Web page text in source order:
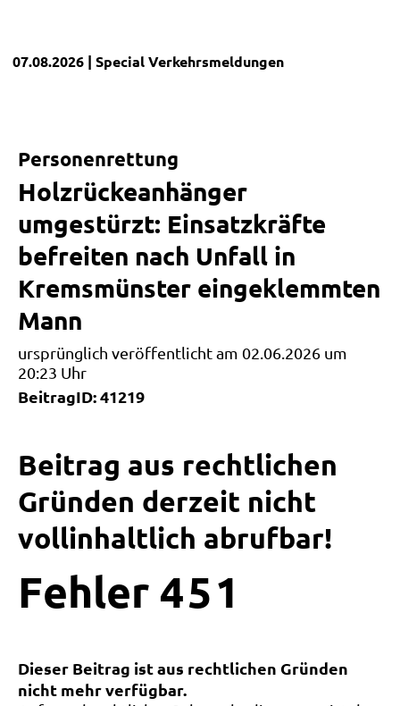
07.08.2026 | SpecialVerkehrsmeldungen
Personenrettung
Holzrückeanhänger
umgestürzt: Einsatzkräfte
befreiten nach Unfall in
Kremsmünster eingeklemmten
Mann
ursprünglich veröffentlicht am 02.06.2026 um
20:23 Uhr
BeitragID: 41219
Beitrag aus rechtlichen
Gründen derzeit nicht
vollinhaltlich abrufbar!
Fehler 4 5 1
Dieser Beitrag ist aus rechtlichen Gründen
nicht mehr verfügbar.